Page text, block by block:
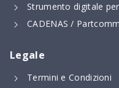
Strumento digitale
CADENAS /
Legale
Termini e Condizioni